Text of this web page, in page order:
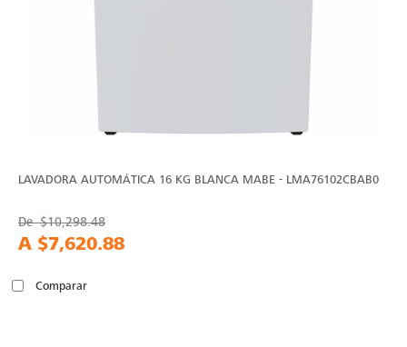
LAVADORA AUTOMÁTICA 16 KG BLANCA MABE - LMA76102CBAB0
De$10,298.48
A $7,620.88
Comparar